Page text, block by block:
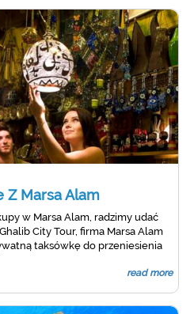
Z Marsa Alam
w Marsa Alam, radzimy udać
City Tour, firma Marsa Alam
taksówkę do przeniesienia
i przewodnik wycieczek.read more